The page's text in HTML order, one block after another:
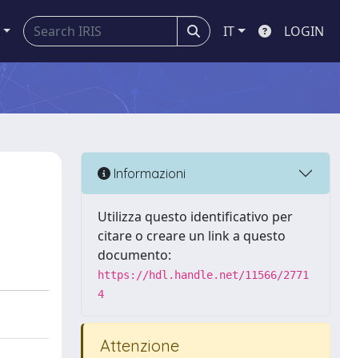
IT LOGIN
Informazioni
Utilizza questo identificativo per
citare o creare un link a questo
documento:
https://hdl.handle.net/11566/2771
4
Attenzione